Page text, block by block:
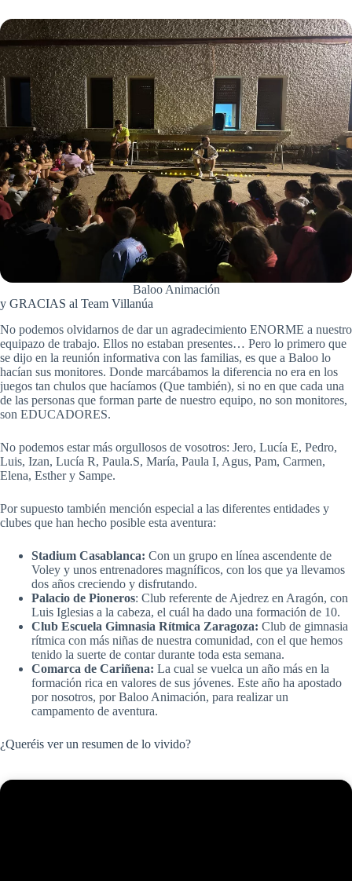
Baloo Animación
y GRACIAS al Team Villanúa
No podemos olvidarnos de dar un agradecimiento ENORME a nuestro
equipazo de trabajo. Ellos no estaban presentes… Pero lo primero que
se dijo en la reunión informativa con las familias, es que a Baloo lo
hacían sus monitores. Donde marcábamos la diferencia no era en los
juegos tan chulos que hacíamos (Que también), si no en que cada una
de las personas que forman parte de nuestro equipo, no son monitores,
son EDUCADORES.
No podemos estar más orgullosos de vosotros: Jero, Lucía E, Pedro,
Luis, Izan, Lucía R, Paula.S, María, Paula I, Agus, Pam, Carmen,
Elena, Esther y Sampe.
Por supuesto también mención especial a las diferentes entidades y
clubes que han hecho posible esta aventura:
Stadium Casablanca: Con un grupo en línea ascendente de
Voley y unos entrenadores magníficos, con los que ya llevamos
dos años creciendo y disfrutando.
Palacio de Pioneros: Club referente de Ajedrez en Aragón, con
Luis Iglesias a la cabeza, el cuál ha dado una formación de 10.
Club Escuela Gimnasia Rítmica Zaragoza: Club de gimnasia
rítmica con más niñas de nuestra comunidad, con el que hemos
tenido la suerte de contar durante toda esta semana.
Comarca de Cariñena: La cual se vuelca un año más en la
formación rica en valores de sus jóvenes. Este año ha apostado
por nosotros, por Baloo Animación, para realizar un
campamento de aventura.
¿Queréis ver un resumen de lo vivido?